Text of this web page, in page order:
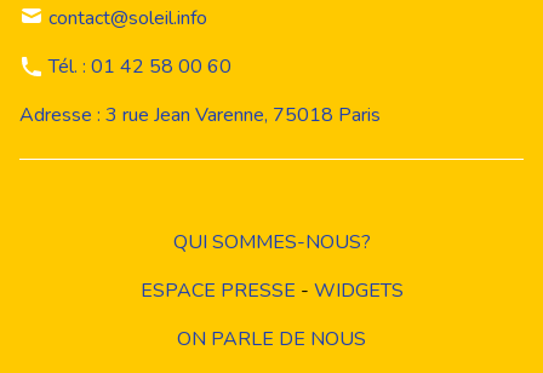
contact@soleil.info
Tél. : 01 42 58 00 60
Adresse : 3 rue Jean Varenne, 75018 Paris
QUI SOMMES-NOUS?
ESPACE PRESSE - WIDGETS
ON PARLE DE NOUS